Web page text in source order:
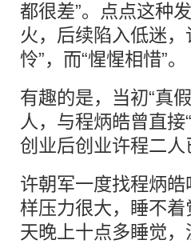
都很差”。点点这种
火，后续陷入低迷
怜”，而“惺惺相惜”。
有趣的是，当初“真
人，与程炳皓曾直接
创业后创业许程二人
许朝军一度找程炳
样压力很大，睡不
天晚上十点多睡觉